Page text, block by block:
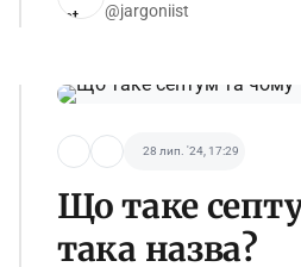
@jargoniist
28 лип. '24, 17:29
Що таке
така назва?